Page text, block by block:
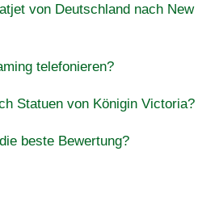
von Deutschland nach New
telefonieren?
Statuen von Königin Victoria?
beste Bewertung?